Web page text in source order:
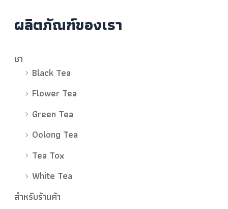
ผลิตภัณฑ์ของเรา
ชา
Black Tea
Flower Tea
Green Tea
Oolong Tea
Tea Tox
White Tea
สำหรับร้านค้า